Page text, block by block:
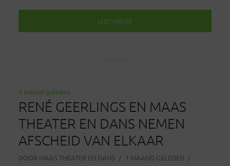
LEES VERDER
1 maand geleden
RENÉ GEERLINGS EN MAAS
THEATER EN DANS NEMEN
AFSCHEID VAN ELKAAR
DOOR MAAS THEATER EN DANS
1 MAAND GELEDEN